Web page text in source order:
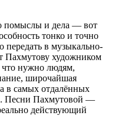
помыслы и дела — вот
тонко и точно
передать в музыкально-
Пахмутову художником
нужно людям,
широчайшая
в самых отдалённых
Песни Пахмутовой —
действующий